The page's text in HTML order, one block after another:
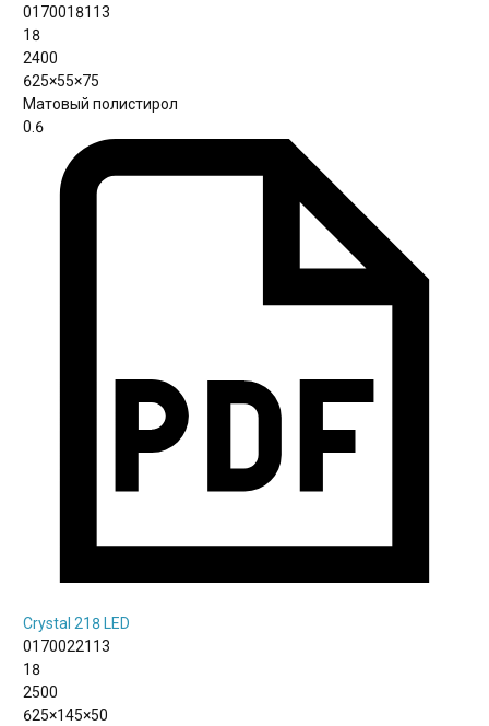
0170018113
18
2400
625×55×75
Матовый полистирол
0.6
Crystal 218 LED
0170022113
18
2500
625×145×50